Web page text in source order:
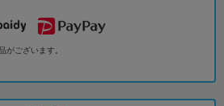
がございます。